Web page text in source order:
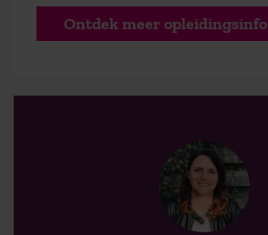
Ontdek meer opleidingsinfo